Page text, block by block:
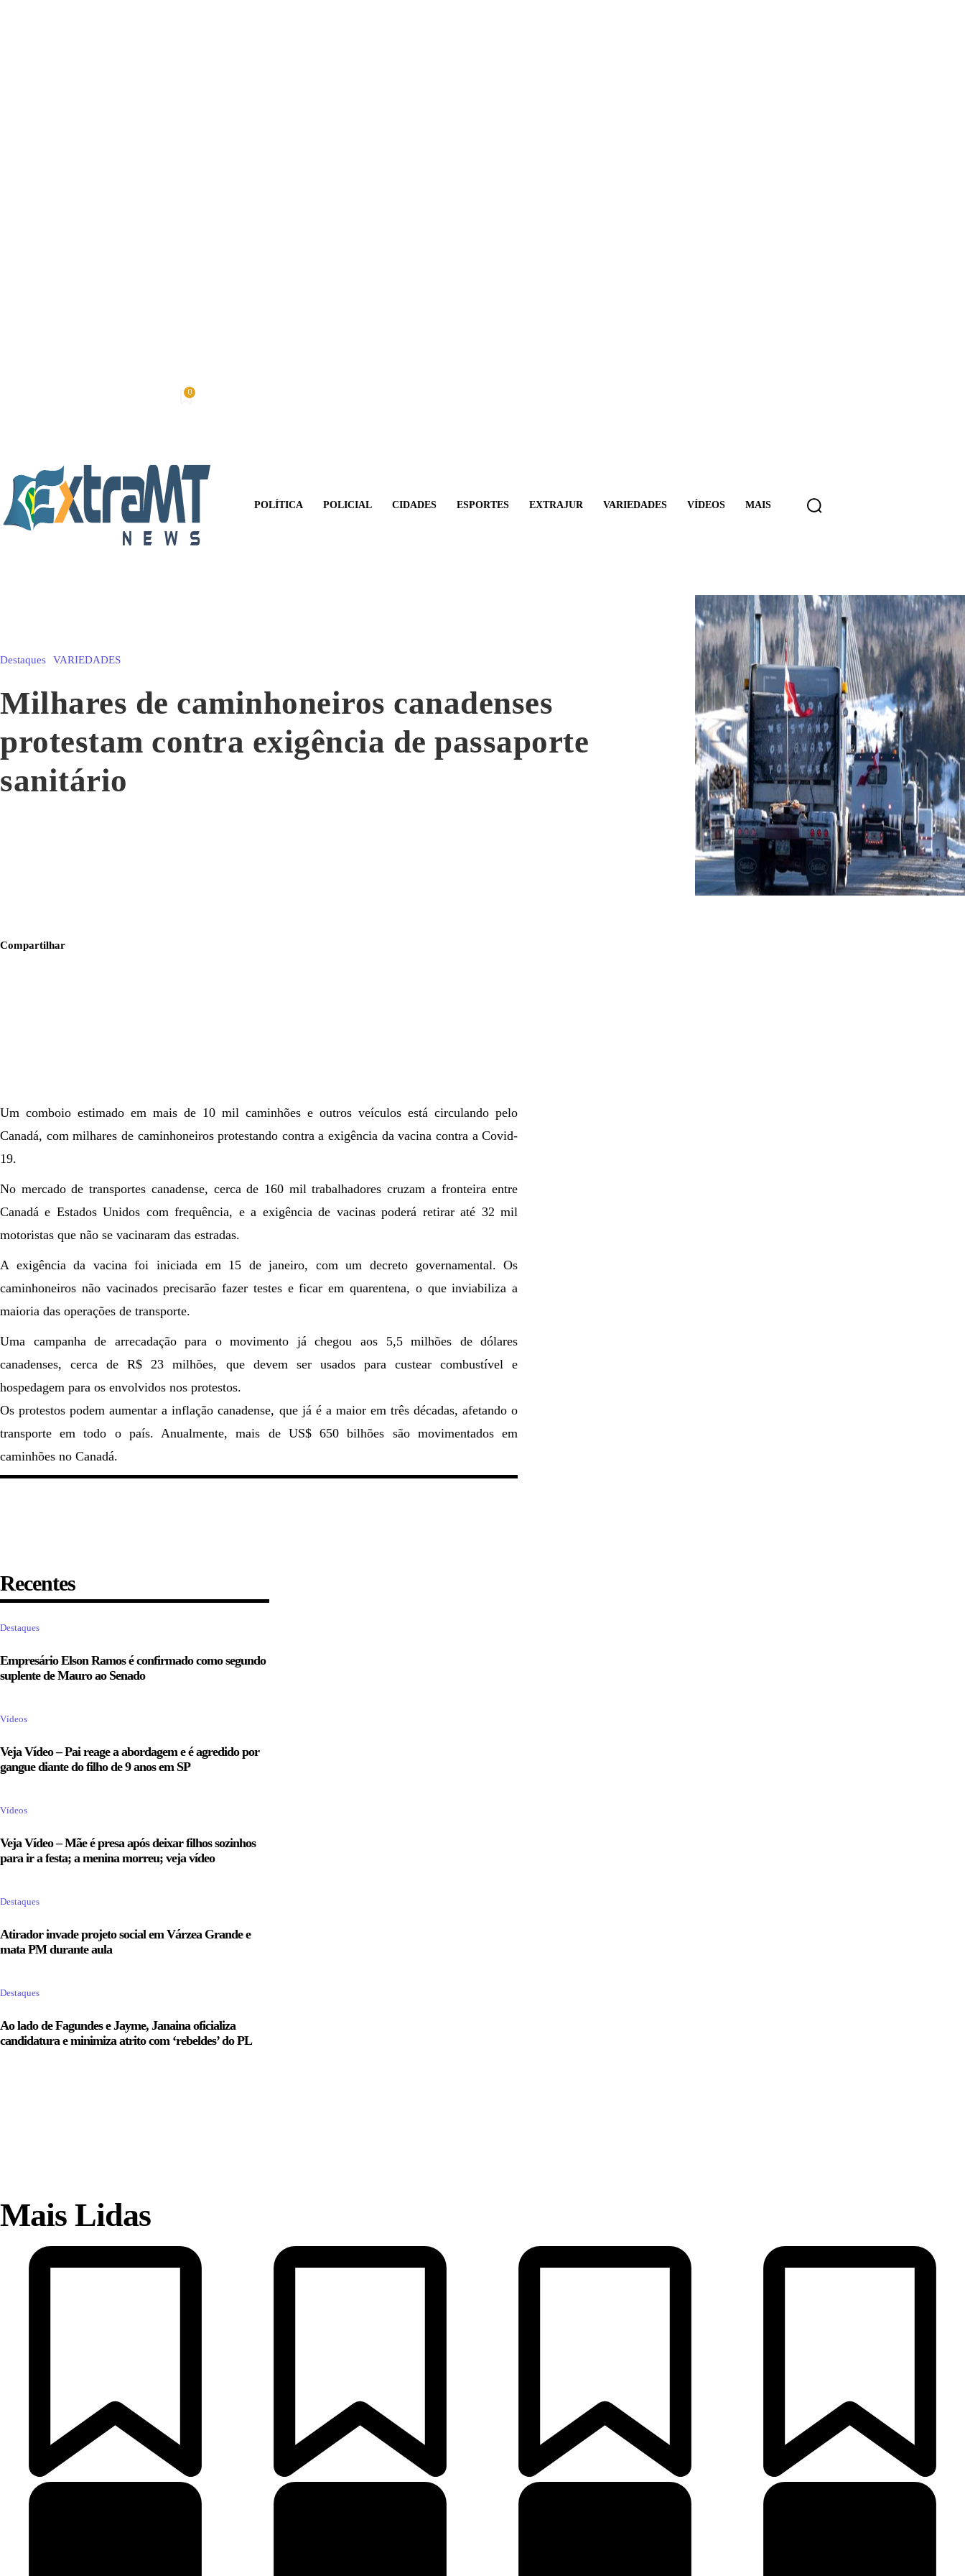
0
POLÍTICA POLICIAL CIDADES ESPORTES EXTRAJUR VARIEDADES VÍDEOS MAIS
Destaques VARIEDADES
Milhares de caminhoneiros canadenses
protestam contra exigência de passaporte
sanitário
Compartilhar
Um comboio estimado em mais de 10 mil caminhões e outros veículos está circulando pelo
Canadá, com milhares de caminhoneiros protestando contra a exigência da vacina contra a Covid-
19.
No mercado de transportes canadense, cerca de 160 mil trabalhadores cruzam a fronteira entre
Canadá e Estados Unidos com frequência, e a exigência de vacinas poderá retirar até 32 mil
motoristas que não se vacinaram das estradas.
A exigência da vacina foi iniciada em 15 de janeiro, com um decreto governamental. Os
caminhoneiros não vacinados precisarão fazer testes e ficar em quarentena, o que inviabiliza a
maioria das operações de transporte.
Uma campanha de arrecadação para o movimento já chegou aos 5,5 milhões de dólares
canadenses, cerca de R$ 23 milhões, que devem ser usados para custear combustível e
hospedagem para os envolvidos nos protestos.
Os protestos podem aumentar a inflação canadense, que já é a maior em três décadas, afetando o
transporte em todo o país. Anualmente, mais de US$ 650 bilhões são movimentados em
caminhões no Canadá.
Recentes
Destaques
Empresário Elson Ramos é confirmado como segundo
suplente de Mauro ao Senado
Vídeos
Veja Vídeo – Pai reage a abordagem e é agredido por
gangue diante do filho de 9 anos em SP
Vídeos
Veja Vídeo – Mãe é presa após deixar filhos sozinhos
para ir a festa; a menina morreu; veja vídeo
Destaques
Atirador invade projeto social em Várzea Grande e
mata PM durante aula
Destaques
Ao lado de Fagundes e Jayme, Janaina oficializa
candidatura e minimiza atrito com ‘rebeldes’ do PL
Mais Lidas